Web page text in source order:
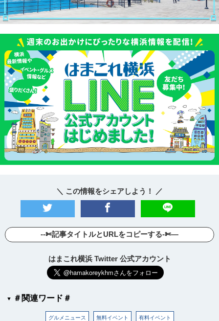
＼ この情報をシェアしよう！ ／
--✄記事タイトルとURLをコピーする-✄—
はまこれ横浜 Twitter 公式アカウント
＃関連ワード＃
グルメニュース 無料イベント 有料イベント